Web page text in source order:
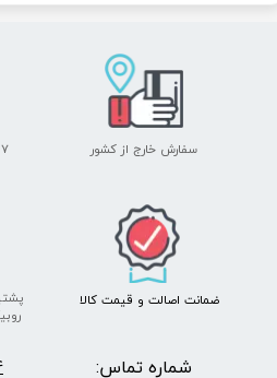
سفارش خارج از کشور
۷ روز ضمانت بازگشت
ضمانت اصالت و قیمت​​​​​​​ کالا ​​​​​​​
شماره تماس: